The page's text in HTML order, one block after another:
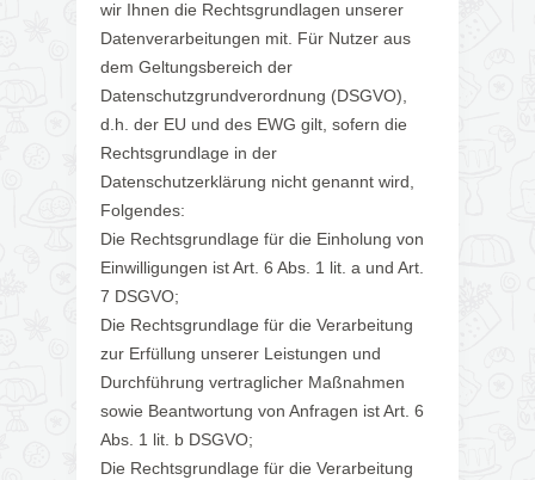
wir Ihnen die Rechtsgrundlagen unserer
Datenverarbeitungen mit. Für Nutzer aus
dem Geltungsbereich der
Datenschutzgrundverordnung (DSGVO),
d.h. der EU und des EWG gilt, sofern die
Rechtsgrundlage in der
Datenschutzerklärung nicht genannt wird,
Folgendes:
Die Rechtsgrundlage für die Einholung von
Einwilligungen ist Art. 6 Abs. 1 lit. a und Art.
7 DSGVO;
Die Rechtsgrundlage für die Verarbeitung
zur Erfüllung unserer Leistungen und
Durchführung vertraglicher Maßnahmen
sowie Beantwortung von Anfragen ist Art. 6
Abs. 1 lit. b DSGVO;
Die Rechtsgrundlage für die Verarbeitung